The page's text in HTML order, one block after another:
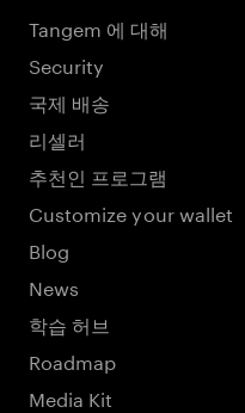
Tangem 에 대해
Security
국제 배송
리셀러
추천인 프로그램
Customize your wallet
Blog
News
학습 허브
Roadmap
Media Kit